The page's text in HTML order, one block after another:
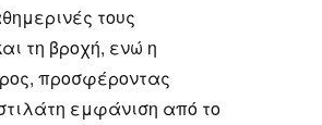
τους
τη βροχή, ενώ η
προσφέροντας
εμφάνιση από το